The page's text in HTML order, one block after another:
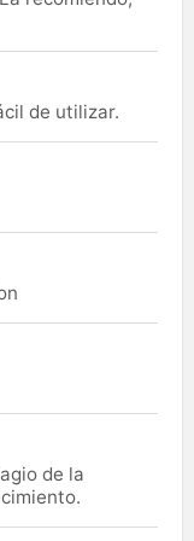
de utilizar.
de la